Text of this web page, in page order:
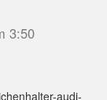
3:50
audi-